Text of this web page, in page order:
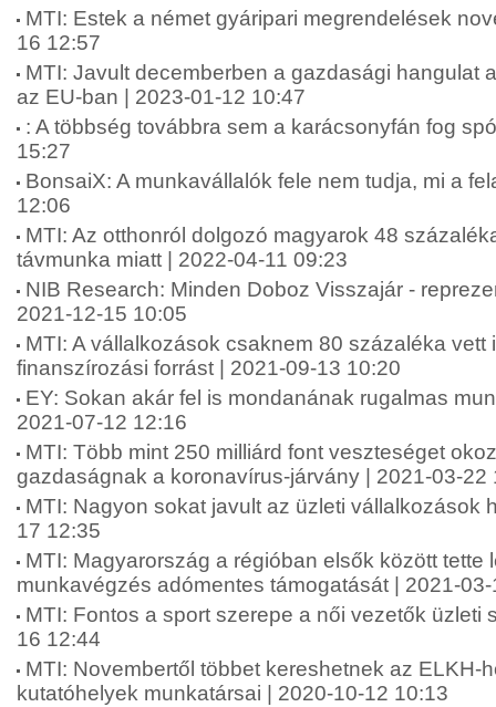
MTI: Estek a német gyáripari megrendelések
16 12:57
MTI: Javult decemberben a gazdasági hangulat
az EU-ban | 2023-01-12 10:47
: A többség továbbra sem a karácsonyfán fog
15:27
BonsaiX: A munkavállalók fele nem tudja, mi a
12:06
MTI: Az otthonról dolgozó magyarok 48
távmunka miatt | 2022-04-11 09:23
NIB Research: Minden Doboz Visszajár -
2021-12-15 10:05
MTI: A vállalkozások csaknem 80 százaléka vett
finanszírozási forrást | 2021-09-13 10:20
EY: Sokan akár fel is mondanának rugalmas
2021-07-12 12:16
MTI: Több mint 250 milliárd font veszteséget
gazdaságnak a koronavírus-járvány | 2021-03-22
MTI: Nagyon sokat javult az üzleti vállalkozások
17 12:35
MTI: Magyarország a régióban elsők között tette
munkavégzés adómentes támogatását | 2021-
MTI: Fontos a sport szerepe a női vezetők üzleti
16 12:44
MTI: Novembertől többet kereshetnek az ELKH-
kutatóhelyek munkatársai | 2020-10-12 10:13